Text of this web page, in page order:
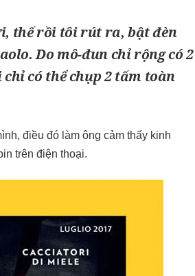
thế rồi tôi rút ra, bật đèn
Do mô-đun chỉ rộng có 2
có thể chụp 2 tấm toàn
điều đó làm ông cảm thấy kinh
trên điện thoại.